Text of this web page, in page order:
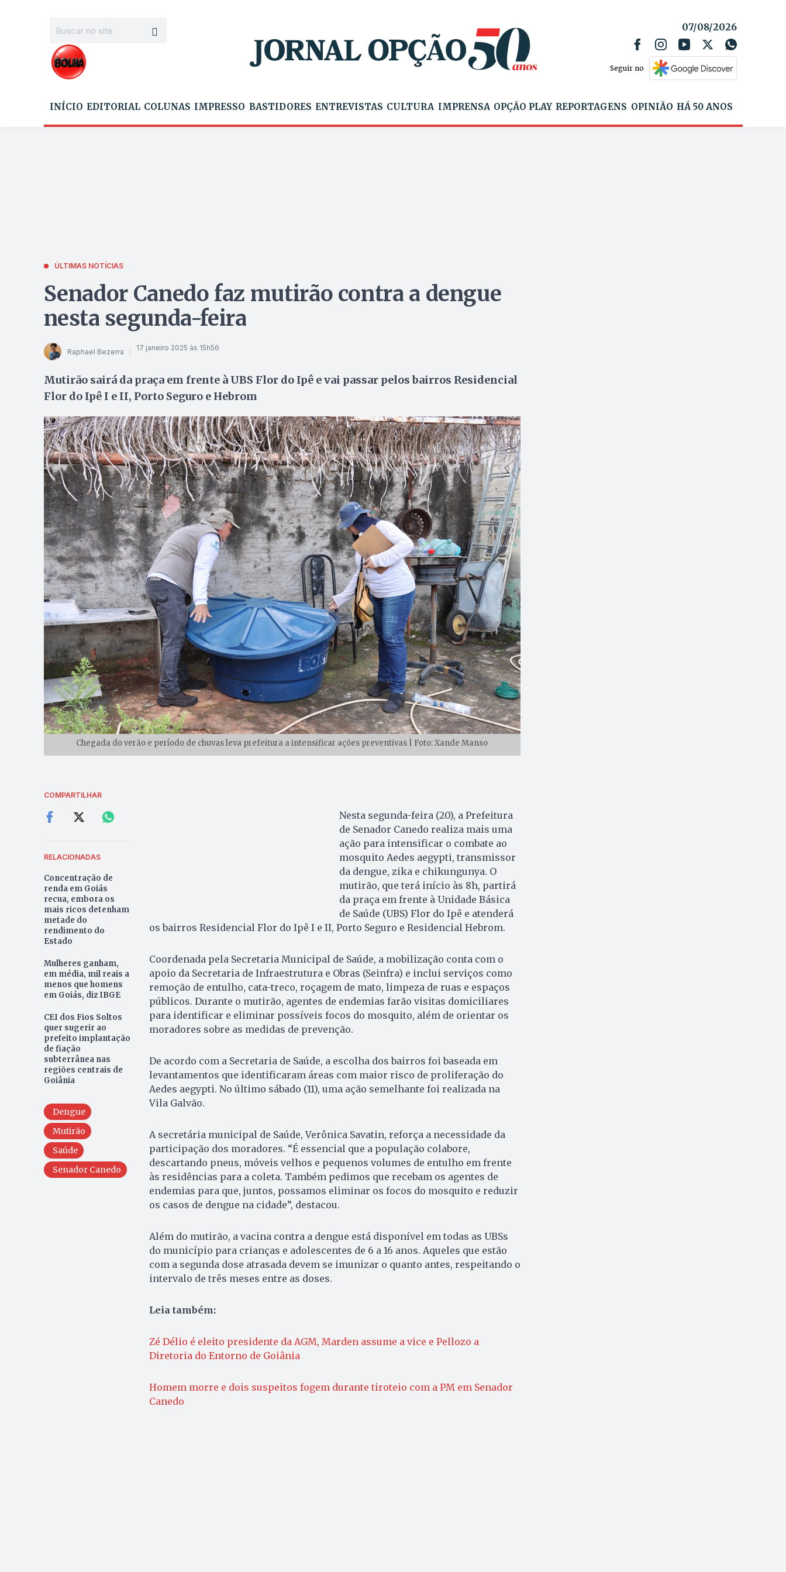
07/08/2026
Seguir no
INÍCIO EDITORIAL COLUNAS IMPRESSO BASTIDORES ENTREVISTAS CULTURA IMPRENSA OPÇÃO PLAY REPORTAGENS OPINIÃO HÁ 50 ANOS
ÚLTIMAS NOTÍCIAS
Senador Canedo faz mutirão contra a dengue
nesta segunda-feira
Raphael Bezerra 17 janeiro 2025 às 15h56
Mutirão sairá da praça em frente à UBS Flor do Ipê e vai passar pelos bairros Residencial
Flor do Ipê I e II, Porto Seguro e Hebrom
Chegada do verão e período de chuvas leva prefeitura a intensificar ações preventivas | Foto: Xande Manso
COMPARTILHAR
RELACIONADAS
Concentração de
renda em Goiás
recua, embora os
mais ricos detenham
metade do
rendimento do
Estado
Mulheres ganham,
em média, mil reais a
menos que homens
em Goiás, diz IBGE
CEI dos Fios Soltos
quer sugerir ao
prefeito implantação
de fiação
subterrânea nas
regiões centrais de
Goiânia
Dengue
Mutirão
Saúde
Senador Canedo
Nesta segunda-feira (20), a Prefeitura
de Senador Canedo realiza mais uma
ação para intensificar o combate ao
mosquito Aedes aegypti, transmissor
da dengue, zika e chikungunya. O
mutirão, que terá início às 8h, partirá
da praça em frente à Unidade Básica
de Saúde (UBS) Flor do Ipê e atenderá
os bairros Residencial Flor do Ipê I e II, Porto Seguro e Residencial Hebrom.
Coordenada pela Secretaria Municipal de Saúde, a mobilização conta com o
apoio da Secretaria de Infraestrutura e Obras (Seinfra) e inclui serviços como
remoção de entulho, cata-treco, roçagem de mato, limpeza de ruas e espaços
públicos. Durante o mutirão, agentes de endemias farão visitas domiciliares
para identificar e eliminar possíveis focos do mosquito, além de orientar os
moradores sobre as medidas de prevenção.
De acordo com a Secretaria de Saúde, a escolha dos bairros foi baseada em
levantamentos que identificaram áreas com maior risco de proliferação do
Aedes aegypti. No último sábado (11), uma ação semelhante foi realizada na
Vila Galvão.
A secretária municipal de Saúde, Verônica Savatin, reforça a necessidade da
participação dos moradores. “É essencial que a população colabore,
descartando pneus, móveis velhos e pequenos volumes de entulho em frente
às residências para a coleta. Também pedimos que recebam os agentes de
endemias para que, juntos, possamos eliminar os focos do mosquito e reduzir
os casos de dengue na cidade”, destacou.
Além do mutirão, a vacina contra a dengue está disponível em todas as UBSs
do município para crianças e adolescentes de 6 a 16 anos. Aqueles que estão
com a segunda dose atrasada devem se imunizar o quanto antes, respeitando o
intervalo de três meses entre as doses.
Leia também:
Zé Délio é eleito presidente da AGM, Marden assume a vice e Pellozo a
Diretoria do Entorno de Goiânia
Homem morre e dois suspeitos fogem durante tiroteio com a PM em Senador
Canedo